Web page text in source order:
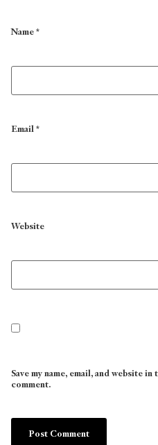
Name*
Email*
Website
Save my name, email, and website
comment.